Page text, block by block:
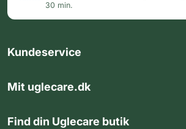
30 min.
Kundeservice
Mit uglecare.dk
Find din Uglecare butik